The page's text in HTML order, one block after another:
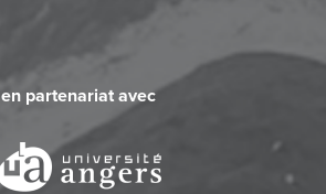
en partenariat avec